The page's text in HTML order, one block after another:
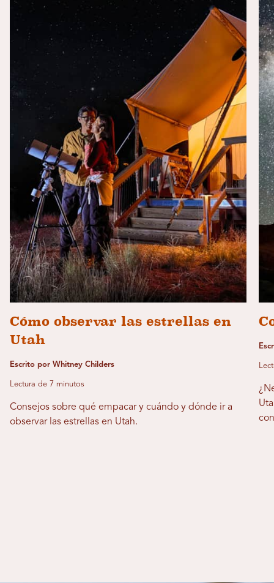
Cómo observar las estrellas en
Utah
Escrito por Whitney Childers
Lectura de 7 minutos
Consejos sobre qué empacar y cuándo y dónde ir a
observar las estrellas en Utah.